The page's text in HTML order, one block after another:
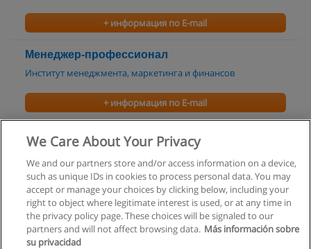
+ информация по E-mail
Менеджер-профессионал
Институт менеджмента, маркетинга и финансов
+ информация по E-mail
Корпоративный менеджер
Институт менеджмента, маркетинга и финансов
+ информация по E-mail
We Care About Your Privacy
We and our partners store and/or access information on a device,
such as unique IDs in cookies to process personal data. You may
accept or manage your choices by clicking below, including your
right to object where legitimate interest is used, or at any time in
the privacy policy page. These choices will be signaled to our
partners and will not affect browsing data. Más información sobre
su privacidad